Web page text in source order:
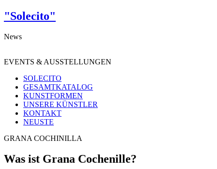
"Solecito"
News
EVENTS & AUSSTELLUNGEN
SOLECITO
GESAMTKATALOG
KUNSTFORMEN
UNSERE KÜNSTLER
KONTAKT
NEUSTE
GRANA COCHINILLA
Was ist Grana Cochenille?